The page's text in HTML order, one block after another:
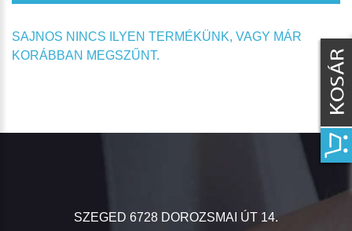
SAJNOS NINCS ILYEN TERMÉKÜNK, VAGY MÁR
KORÁBBAN MEGSZŰNT.
SZEGED 6728 DOROZSMAI ÚT 14.